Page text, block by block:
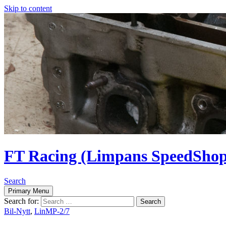
Skip to content
FT Racing (Limpans
Search
Primary Menu
Search for:
Bil-Nytt, LinMP-2/7